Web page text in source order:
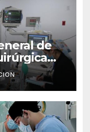
de
de 10
paladar